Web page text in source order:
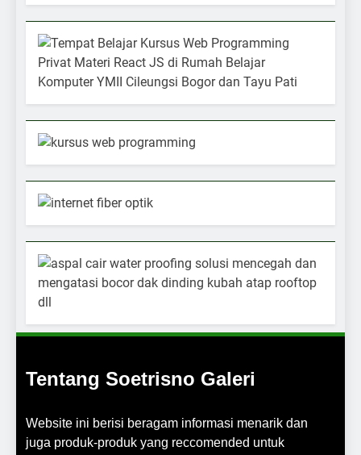
Tentang Soetrisno Galeri
Website ini berisi beragam informasi menarik dan
juga produk-produk yang reccomended untuk